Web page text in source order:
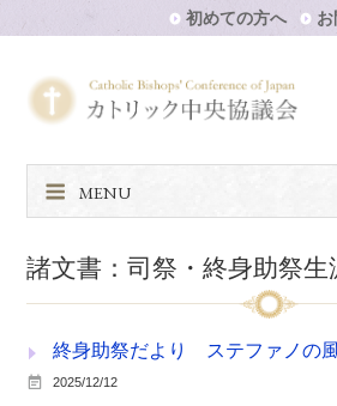
初めての方へ
MENU
諸文書：司祭・終身助祭生
終身助祭だより ステファノの
2025/12/12